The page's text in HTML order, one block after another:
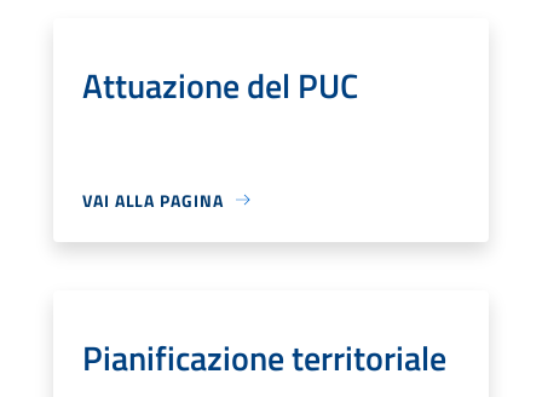
Attuazione del PUC
VAI ALLA PAGINA
Pianificazione territoriale